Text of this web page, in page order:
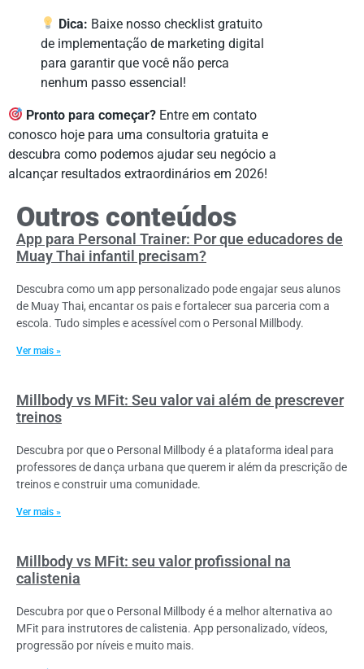
Dica: Baixe nosso checklist gratuito
de implementação de marketing digital
para garantir que você não perca
nenhum passo essencial!
Pronto para começar? Entre em contato
conosco hoje para uma consultoria gratuita e
descubra como podemos ajudar seu negócio a
alcançar resultados extraordinários em 2026!
Outros conteúdos
App para Personal Trainer: Por que educadores de
Muay Thai infantil precisam?
Descubra como um app personalizado pode engajar seus alunos
de Muay Thai, encantar os pais e fortalecer sua parceria com a
escola. Tudo simples e acessível com o Personal Millbody.
Ver mais »
Millbody vs MFit: Seu valor vai além de prescrever
treinos
Descubra por que o Personal Millbody é a plataforma ideal para
professores de dança urbana que querem ir além da prescrição de
treinos e construir uma comunidade.
Ver mais »
Millbody vs MFit: seu valor profissional na
calistenia
Descubra por que o Personal Millbody é a melhor alternativa ao
MFit para instrutores de calistenia. App personalizado, vídeos,
progressão por níveis e muito mais.